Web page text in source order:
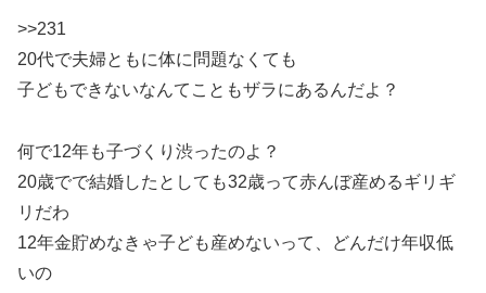
>>231
20代で夫婦ともに体に問題なくても
子どもできないなんてこともザラにあるんだよ？
何で12年も子づくり渋ったのよ？
20歳でで結婚したとしても32歳って赤んぼ産めるギリギ
リだわ
12年金貯めなきゃ子ども産めないって、どんだけ年収低
いの